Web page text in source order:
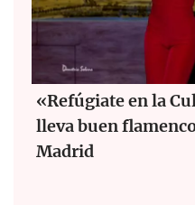
«Refúgiate en la
lleva buen
Madrid